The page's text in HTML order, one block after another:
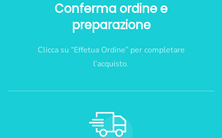
Conferma ordine e
preparazione
Clicca su “Effetua Ordine” per completare
l’acquisto.